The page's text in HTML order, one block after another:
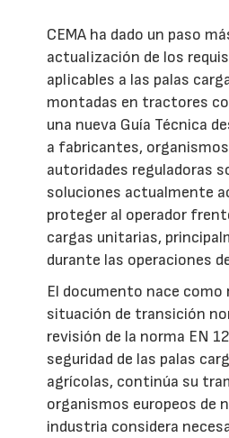
CEMA ha dado un paso
actualización de los
aplicables a las palas
montadas en tractores
una nueva Guía Técnica
a fabricantes,
autoridades reguladoras
soluciones actualmente
proteger al operador
cargas unitarias,
durante las operaciones
El documento nace como
situación de transición
revisión de la norma EN
seguridad de las palas
agrícolas, continúa su
organismos europeos de
industria considera